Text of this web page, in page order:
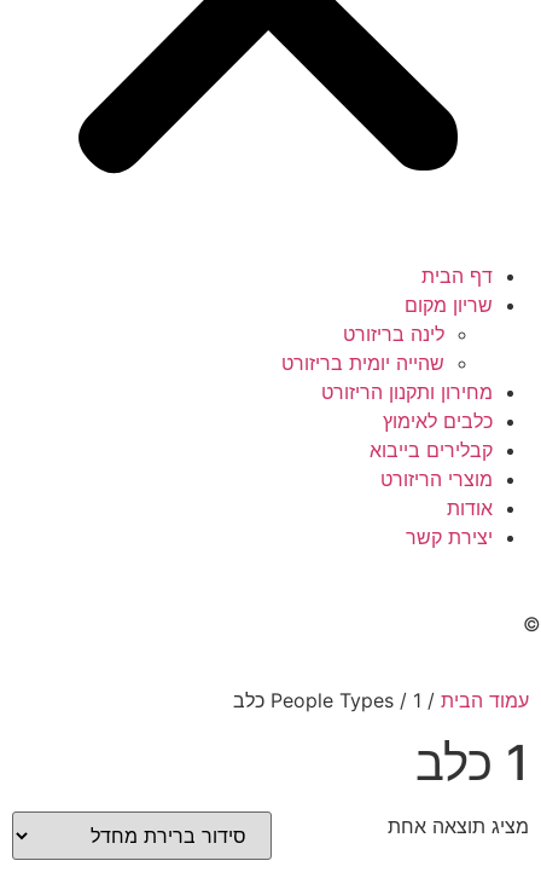
דף הבית
שריון מקום
לינה בריזורט
שהייה יומית בריזורט
מחירון ותקנון הריזורט
כלבים לאימוץ
קבלירים בייבוא
מוצרי הריזורט
אודות
יצירת קשר
©
עמוד הבית / People Types / 1 כלב
1 כלב
מציג תוצאה אחת